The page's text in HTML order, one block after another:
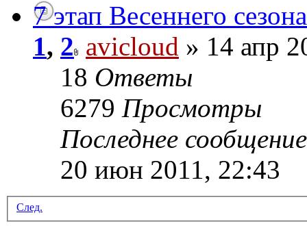
7 этап Весеннего
1, 2 avicloud » 14 апр
18 Ответы
6279 Просмотры
Последнее
20 июн 2011, 22:43
След.